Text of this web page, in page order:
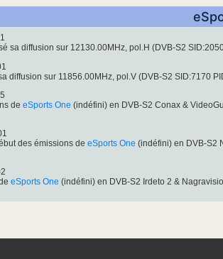
sa diffusion sur 12130.00MHz, pol.H (DVB-S2
diffusion sur 11856.00MHz, pol.V (DVB-S2 SID:7170
de eSports One (indéfini) en DVB-S2 Conax &
des émissions de eSports One (indéfini) en DVB-S2
eSports One (indéfini) en DVB-S2 Irdeto 2 &